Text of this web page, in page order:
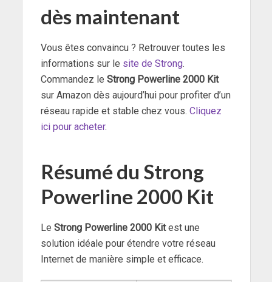
dès maintenant
Vous êtes convaincu ? Retrouver toutes les
informations sur le site de Strong.
Commandez le Strong Powerline 2000 Kit
sur Amazon dès aujourd’hui pour profiter d’un
réseau rapide et stable chez vous. Cliquez
ici pour acheter.
Résumédu Strong
Powerline 2000 Kit
Le Strong Powerline 2000 Kitest une
solution idéale pour étendre votre réseau
Internet de manière simple et efficace.